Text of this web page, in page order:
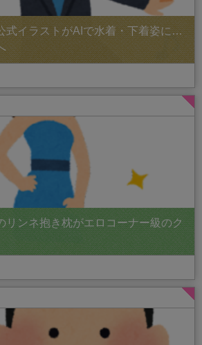
式イラストがAIで水着・下着姿に…
リンネ抱き枕がエロコーナー級のク